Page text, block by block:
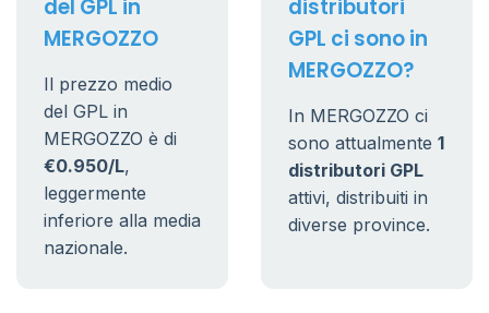
del GPL in
MERGOZZO
Il prezzo medio
del GPL in
MERGOZZO è di
€0.950/L,
leggermente
inferiore alla media
nazionale.
distributori
GPL ci sono in
MERGOZZO?
In MERGOZZO ci
sono attualmente 1
distributori GPL
attivi, distribuiti in
diverse province.